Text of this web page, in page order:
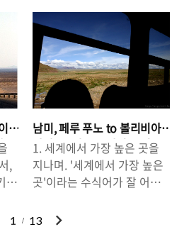
고
정
문한 사람의 입맛을 사로잡을
만큼 훌륭한 맛을 보여주고
있다는 것이 이곳 '산 세바스
티안'의 매력일 것이다. 구시
가에서 펼쳐지는 맛의 향연은
밤늦도록 그칠줄 몰랐다. 밤
이고 낮이고 사람들은 오감의
즐거움을 채우기 위해 '산 세
바스티안'의 구시가로 몰려들
었다..
아
양
상
많은 시간을 투자한다. 좀 더
즐겁고 편한, 그리고 효율적
인 여행을 하기 위한 '여행 계
획'은 '계획을 짜는 것' 그 자
체만으로도 만족감과 즐거움
을 준다. 그렇지만 한편으로
는 우리는 '여행 계획'을 잘 짜
놓고도 여행이 계획대로 되지
않을 것이라는 것을 염두에
두기도 한다. 많은 사람들이
말해왔듯이 "계획은 계획일
있다는 것을 염두에 두어야
,
대
남미, 페루 푸노 to 볼리비아
라파스 : 가끔은 잠시 스쳐
지나갔던 풍경이 그립다.
1. 세계에서 가장 높은 곳을
지나며. '세계에서 가장 높은
곳'이라는 수식어가 잘 어울
이라고 불리는 '히말라야'를
이
1 13
다